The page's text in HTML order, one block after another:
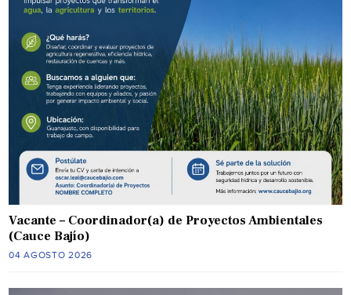
Vacante – Coordinador(a) de Proyectos Ambientales
(Cauce Bajío)
04 AGOSTO 2026